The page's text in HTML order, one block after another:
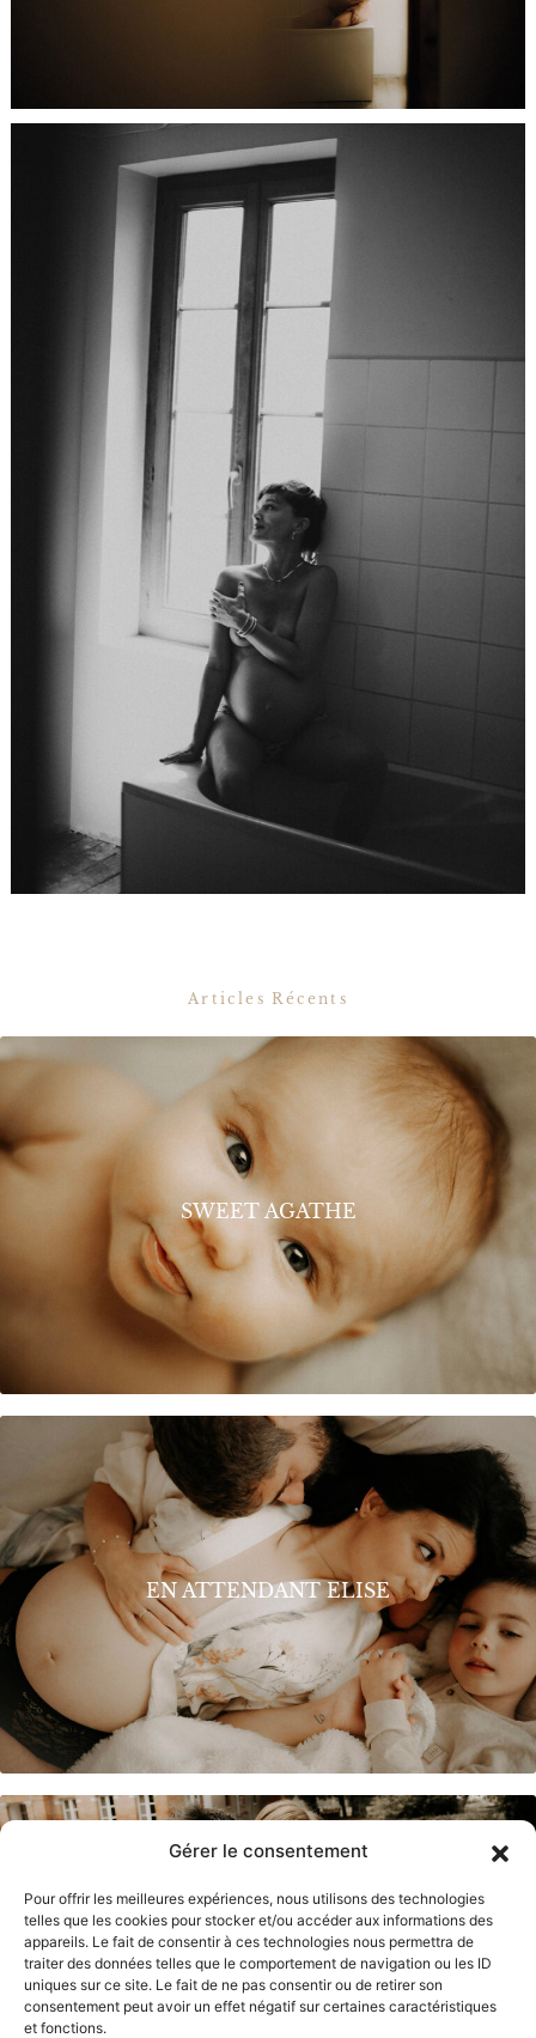
Gérer le consentement
Pour offrir les meilleures expériences, nous utilisons des technologies
telles que les cookies pour stocker et/ou accéder aux informations des
appareils. Le fait de consentir à ces technologies nous permettra de
traiter des données telles que le comportement de navigation ou les ID
uniques sur ce site. Le fait de ne pas consentir ou de retirer son
consentement peut avoir un effet négatif sur certaines caractéristiques
et fonctions.
Articles Récents
SWEET AGATHE
EN ATTENDANT ELISE
MARINE & LUCAS